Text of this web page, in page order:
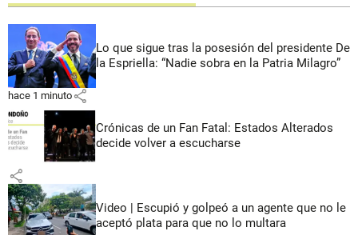
Lo que sigue tras la posesión del presidente De
la Espriella: “Nadie sobra en la Patria Milagro”
hace 1 minuto share
Crónicas de un Fan Fatal: Estados Alterados
decide volver a escucharse
share
Video | Escupió y golpeó a un agente que no le
aceptó plata para que no lo multara